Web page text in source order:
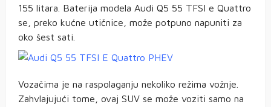
155 litara. Baterija modela Audi Q5 55 TFSI e Quattro
se, preko kućne utičnice, može potpuno napuniti za
oko šest sati.
Vozačima je na raspolaganju nekoliko režima vožnje.
Zahvlajujući tome, ovaj SUV se može voziti samo na